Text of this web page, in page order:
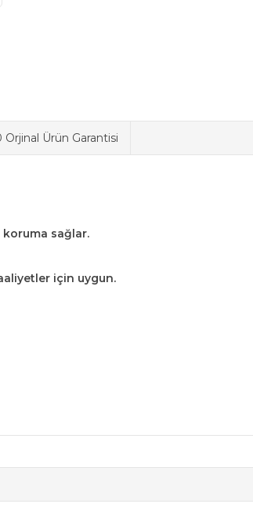
Orjinal Ürün Garantisi
sağlar.
için uygun.